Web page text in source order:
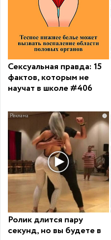
Сексуальная правда: 15
фактов, которым не
научат в школе #406
i
Ролик длится пару
секунд, но вы будете в